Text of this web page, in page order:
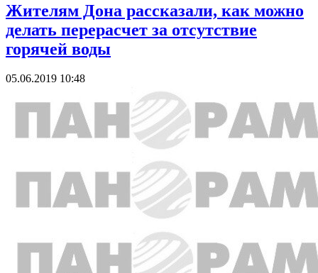
Жителям Дона рассказали, как можно
делать перерасчет за отсутствие
горячей воды
05.06.2019 10:48